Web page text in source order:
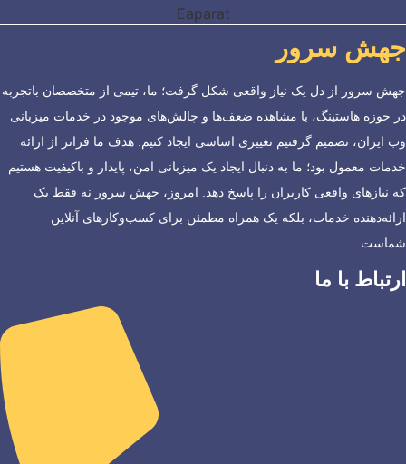
Eaparat
جهش سرور
جهش سرور از دل یک نیاز واقعی شکل گرفت؛ ما، تیمی از متخصصان باتجربه
در حوزه هاستینگ، با مشاهده ضعف‌ها و چالش‌های موجود در خدمات میزبانی
وب ایران، تصمیم گرفتیم تغییری اساسی ایجاد کنیم. هدف ما فراتر از ارائه
خدمات معمول بود؛ ما به دنبال ایجاد یک میزبانی امن، پایدار و باکیفیت هستیم
که نیازهای واقعی کاربران را پاسخ دهد. امروز، جهش سرور نه فقط یک
ارائه‌دهنده خدمات، بلکه یک همراه مطمئن برای کسب‌وکارهای آنلاین
شماست.
ارتباط با ما